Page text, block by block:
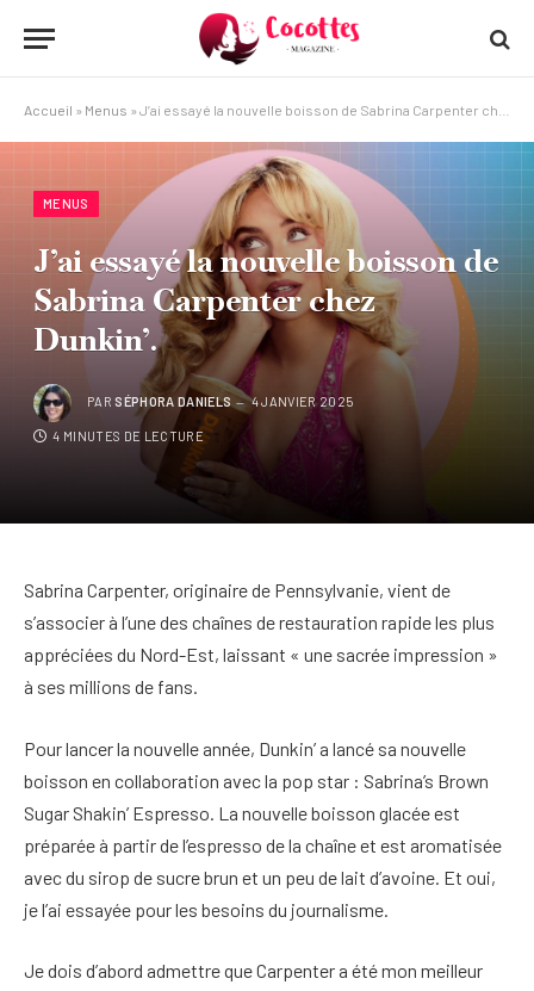
Accueil » Menus » J’ai essayé la nouvelle boisson de Sabrina Carpenter chez Dunkin’.
MENUS
J’ai essayé la nouvelle boisson de
Sabrina Carpenter chez
Dunkin’.
PAR SÉPHORA DANIELS 4 JANVIER 2025
4 MINUTES DE LECTURE
Sabrina Carpenter, originaire de Pennsylvanie, vient de
s’associer à l’une des chaînes de restauration rapide les plus
appréciées du Nord-Est, laissant « une sacrée impression »
à ses millions de fans.
Pour lancer la nouvelle année, Dunkin’ a lancé sa nouvelle
boisson en collaboration avec la pop star : Sabrina’s Brown
Sugar Shakin’ Espresso. La nouvelle boisson glacée est
préparée à partir de l’espresso de la chaîne et est aromatisée
avec du sirop de sucre brun et un peu de lait d’avoine. Et oui,
je l’ai essayée pour les besoins du journalisme.
Je dois d’abord admettre que Carpenter a été mon meilleur